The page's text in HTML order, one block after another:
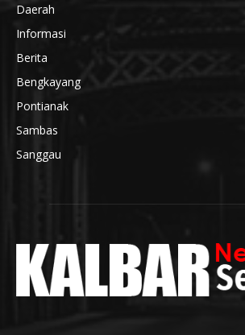
Daerah
Informasi
Berita
Bengkayang
Pontianak
Sambas
Sanggau